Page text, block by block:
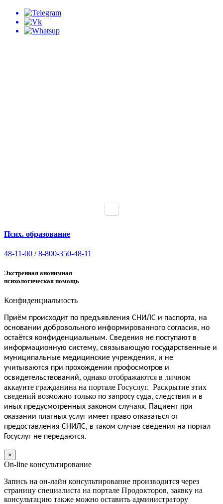
Псих. образование
48-11-00 /8-800-350-48-11
Экстренная анонимная
психологическая помощь
Конфиденциальность
Приём происходит по предъявления СНИЛС и паспорта, на
основании добровольного информированного согласия, но
остаётся конфиденциальным. Сведения не поступают в
информационную систему, связывающую государственные и
муниципальные медицинские учреждения, и не
учитываются при прохождении профосмотров и
освидетельствований, однако отображаются в личном
аккаунте гражданина на портале Госуслуг. Раскрытие этих
сведений возможно только по запросу суда, следствия и в
иных предусмотренных законом случаях. Пациент при
оказании платных услуг имеет право отказаться от
предоставления СНИЛС, в таком случае сведения на портал
Госуслуг не передаются.
×
On-line консультирование
Запись на он-лайн консультирование производится через
страницу специалиста на портале Продокторов, заявку на
консультацию также можно оставить администратору